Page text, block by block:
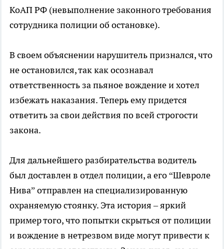
КоАП РФ (невыполнение законного требования
сотрудника полиции об остановке).
В своем объяснении нарушитель признался, что
не остановился, так как осознавал
ответственность за пьяное вождение и хотел
избежать наказания. Теперь ему придется
ответить за свои действия по всей строгости
закона.
Для дальнейшего разбирательства водитель
был доставлен в отдел полиции, а его “Шевроле
Нива” отправлен на специализированную
охраняемую стоянку. Эта история – яркий
пример того, что попытки скрыться от полиции
и вождение в нетрезвом виде могут привести к